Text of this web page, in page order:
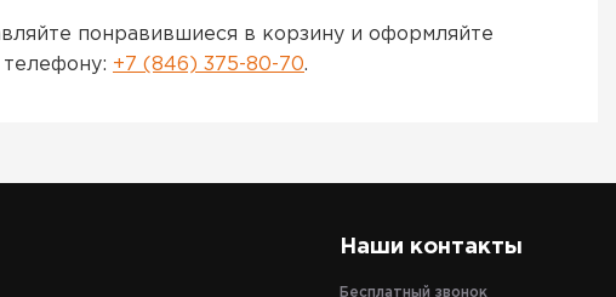
понравившиеся в корзину и оформляйте
+7 (846) 375-80-70.
Наши контакты
Бесплатный звонок